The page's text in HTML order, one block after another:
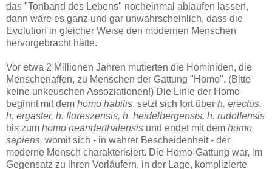
das "Tonband des Lebens" nocheinmal ablaufen lassen,
dann wäre es ganz und gar unwahrscheinlich, dass die
Evolution in gleicher Weise den modernen Menschen
hervorgebracht hätte.
Vor etwa 2 Millionen Jahren mutierten die Hominiden, die
Menschenaffen, zu Menschen der Gattung "Homo". (Bitte
keine unkeuschen Assoziationen!) Die Linie der Homo
beginnt mit dem homo habilis, setzt sich fort über h. erectus,
h. ergaster, h. floreszensis, h. heidelbergensis, h. rudolfensis
bis zum homo neanderthalensis und endet mit dem homo
sapiens, womit sich - in wahrer Bescheidenheit - der
moderne Mensch charakterisiert. Die Homo-Gattung war, im
Gegensatz zu ihren Vorläufern, in der Lage, komplizierte